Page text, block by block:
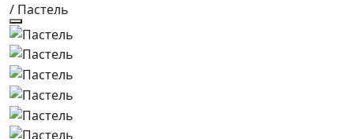
/ Пастель